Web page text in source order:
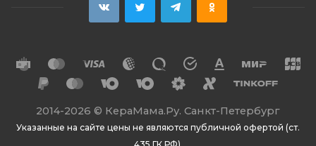
2014-2026 © КераМама.Ру. Санкт-Петербург
Указанные на сайте цены не являются публичной офертой (ст.